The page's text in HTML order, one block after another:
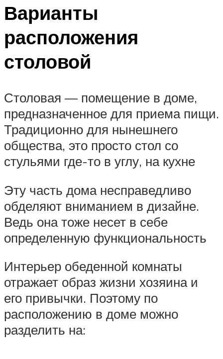
Варианты
расположения
столовой
Столовая — помещение в доме,
предназначенное для приема пищи.
Традиционно для нынешнего
общества, это просто стол со
стульями где-то в углу, на кухне
Эту часть дома несправедливо
обделяют вниманием в дизайне.
Ведь она тоже несет в себе
определенную функциональность
Интерьер обеденной комнаты
отражает образ жизни хозяина и
его привычки. Поэтому по
расположению в доме можно
разделить на: